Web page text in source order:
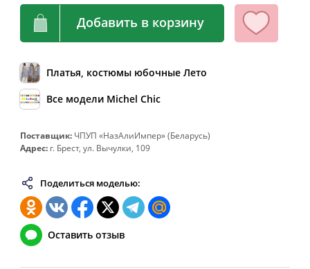
72
144 124-128
152
74
148 128-132
156
78
156 136-140
80
160
Добавить в корзину
Платья, костюмы юбочные Лето
Все модели Michel Chic
Поставщик: ЧПУП «НазАлиИмпер» (Беларусь)
Адрес: г. Брест, ул. Вычулки, 109
Поделиться моделью:
Оставить отзыв